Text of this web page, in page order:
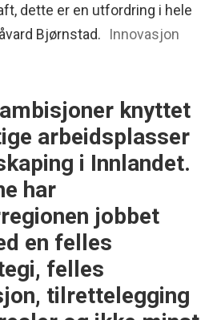
dette er en utfordring i hele
Bjørnstad.
Innovasjon
knyttet
arbeidsplasser
i Innlandet.
har
jobbet
en felles
felles
tilrettelegging